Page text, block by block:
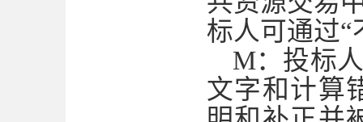
标人可通过“
M：投标
文字和计算